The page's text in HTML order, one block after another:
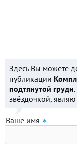
Здесь Вы можете
публикации
подтянутой груди
звёздочкой,
Ваше имя